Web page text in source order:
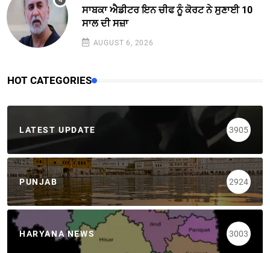
ਸਾਬਕਾ ਐਡੀਟਰ ਇਨ ਚੀਫ ਨੂੰ ਕੋਰਟ ਨੇ ਸੁਣਾਈ 10
ਸਾਲ ਦੀ ਸਜ਼ਾ
AUGUST 6, 2026
HOT CATEGORIES
LATEST UPDATE 3905
PUNJAB 2924
HARYANA NEWS 3003